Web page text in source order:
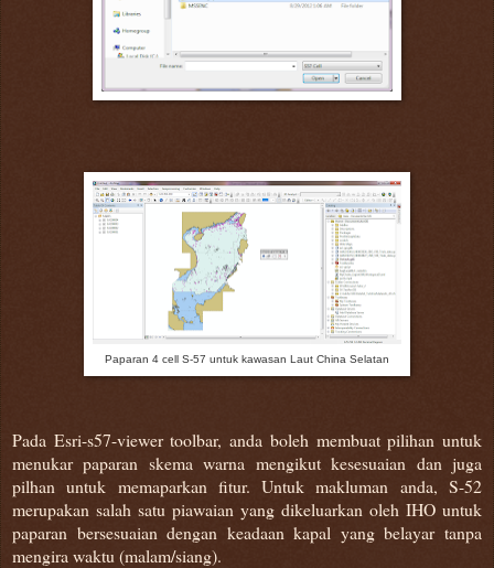
Paparan 4 cell S-57 untuk kawasan Laut China Selatan
Pada Esri-s57-viewer toolbar, anda boleh membuat pilihan untuk
menukar paparan skema warna mengikut kesesuaian dan juga
pilhan untuk memaparkan fitur. Untuk makluman anda, S-52
merupakan salah satu piawaian yang dikeluarkan oleh IHO untuk
paparan bersesuaian dengan keadaan kapal yang belayar tanpa
mengira waktu (malam/siang).